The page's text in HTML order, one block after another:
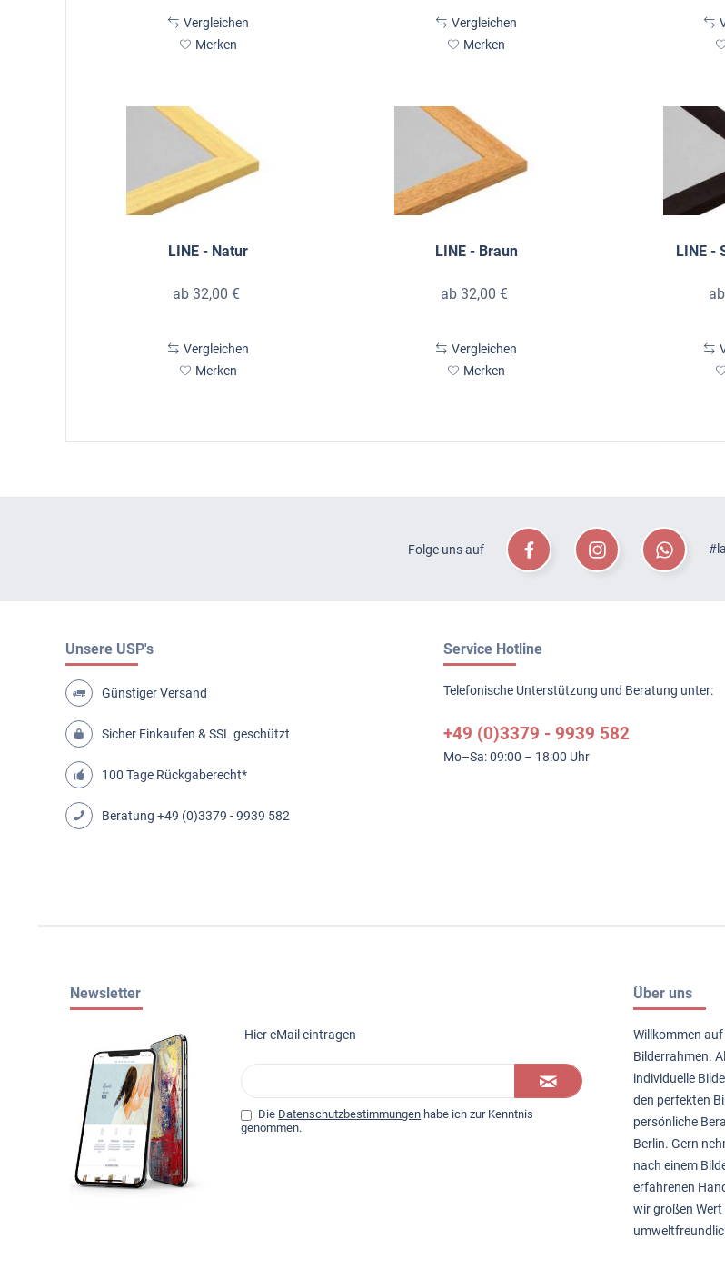
Vergleichen
Merken
Vergleichen
Merken
LINE - Natur
ab 32,00 €
Vergleichen
Merken
LINE - Braun
ab 32,00 €
Vergleichen
Merken
LINE -
Folge uns auf
Unsere USP's
Günstiger Versand
Sicher Einkaufen & SSL geschützt
100 Tage Rückgaberecht*
Beratung +49 (0)3379 - 9939 582
Service Hotline
Telefonische Unterstützung und Beratung unter:
+49 (0)3379 - 9939 582
Mo–Sa: 09:00 – 18:00 Uhr
Newsletter
-Hier eMail eintragen-
Die Datenschutzbestimmungen habe ich zur Kenntnis
genommen.
Über uns
Willkommen
Bilderrahmen.
individuelle
den perfekten
persönliche
Berlin. Gern
nach einem
erfahrenen
wir großen